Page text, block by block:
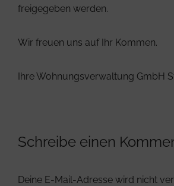
freigegeben werden.
Wir freuen uns auf Ihr Kommen.
Ihre Wohnungsverwaltung GmbH
Schreibe einen
Deine E-Mail-Adresse wird nicht